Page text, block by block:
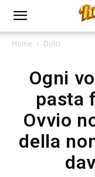
Home Dolci
Ogni
pasta
Ovvio
della